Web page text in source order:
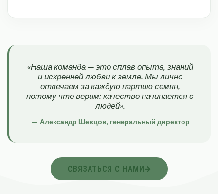
«Наша команда — это сплав опыта, знаний
и искренней любви к земле. Мы лично
отвечаем за каждую партию семян,
потому что верим: качество начинается с
людей».
— Александр Шевцов, генеральный директор
СВЯЗАТЬСЯ С НАМИ